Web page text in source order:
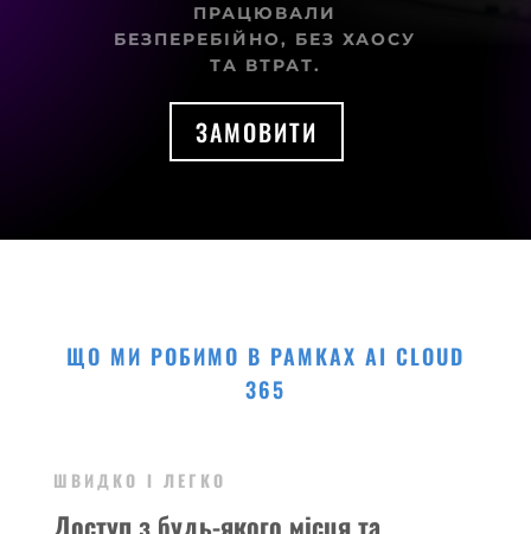
ПРАЦЮВАЛИ
БЕЗПЕРЕБІЙНО, БЕЗ ХАОСУ
ТА ВТРАТ.
ЗАМОВИТИ
ЩО МИ РОБИМО В РАМКАХ AI CLOUD
365
ШВИДКО І ЛЕГКО
Доступ з будь-якого місця та